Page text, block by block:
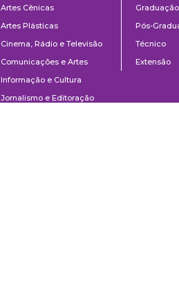
Artes Cênicas
Artes Plásticas
Cinema, Rádio e Televisão
Comunicações e Artes
Informação e Cultura
Jornalismo e Editoração
Graduação
Pós-
Técnico
Extensão